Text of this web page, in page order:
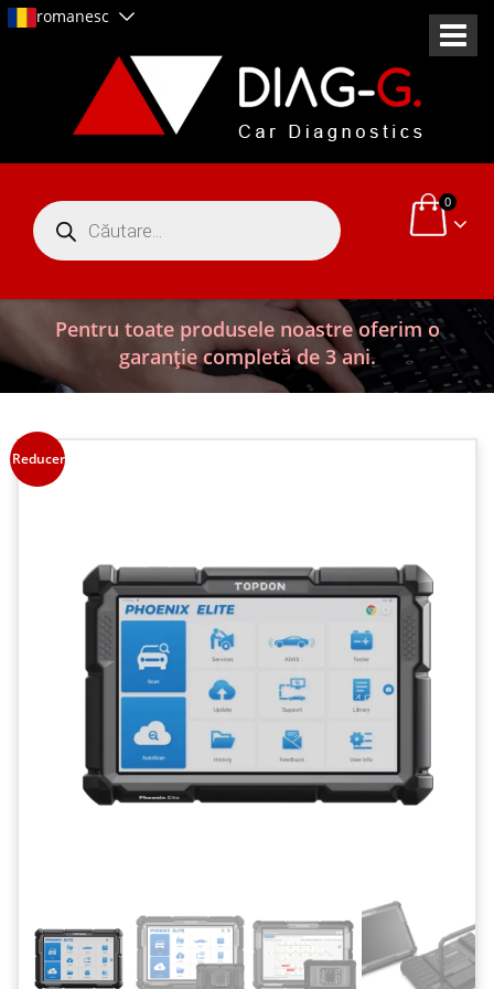
romanesc
Products
search
0
Pentru toate produsele noastre oferim o
garanție completă de 3 ani.
Reduceri!